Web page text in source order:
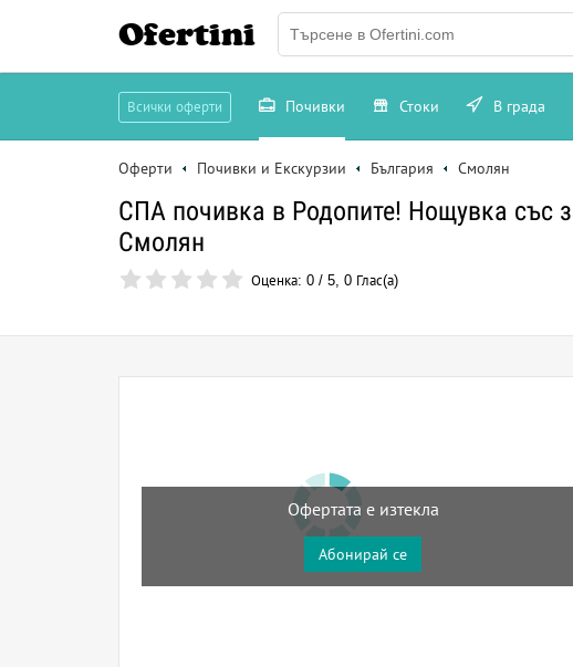
Ofertini
Всички оферти Почивки Стоки В града
Оферти Почивки и Екскурзии България Смолян
СПА почивка в Родопите! Нощувка със
Смолян
Оценка: 0 / 5, 0 Глас(а)
Офертата е изтекла
Абонирай се